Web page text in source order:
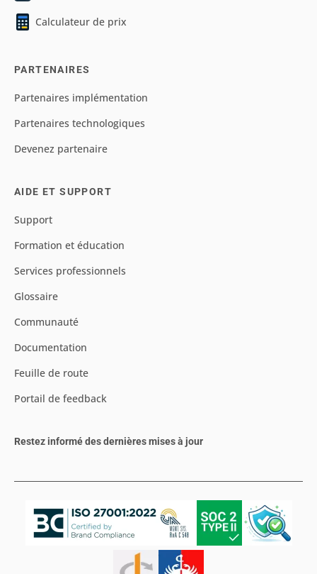
Calculateur de prix
PARTENAIRES
Partenaires implémentation
Partenaires technologiques
Devenez partenaire
AIDE ET SUPPORT
Support
Formation et éducation
Services professionnels
Glossaire
Communauté
Documentation
Feuille de route
Portail de feedback
Restez informé des dernières mises à jour